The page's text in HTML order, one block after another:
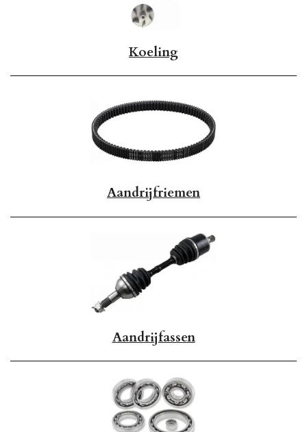
Koeling
Aandrijfriemen
Aandrijfassen